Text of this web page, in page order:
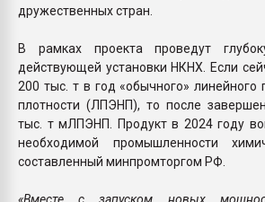
дружественных стран.
В рамках проекта проведут
действующей установки НКНХ. Если
200 тыс. т в год «обычного» линейного
плотности (ЛПЭНП), то после
тыс. т мЛПЭНП. Продукт в 2024 году
необходимой промышленности
составленный минпромторгом РФ.
«Вместе с запуском новых